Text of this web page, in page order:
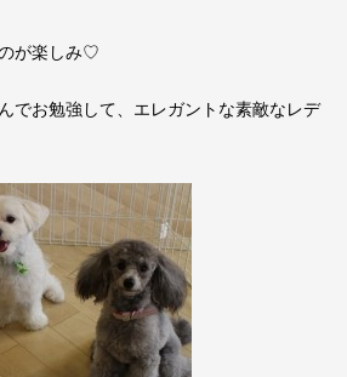
が楽しみ♡
でお勉強して、エレガントな素敵なレデ